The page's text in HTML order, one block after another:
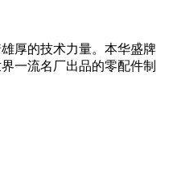
厚的技术力量。本华盛牌
一流名厂出品的零配件制